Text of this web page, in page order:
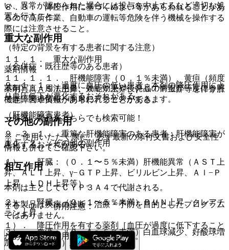
８．３． 降圧作用に基づくめまい等があらわれることがあ
るので高所作業、自動車の運転等危険を伴う機械を操作する
際には注意させること。
（特定の背景を有する患者に関する注意）
（合併症・既往歴等のある患者）
９．１．１． 過度に血圧の低い患者：本剤の降圧作用によ
り血圧低下が悪化するおそれがある。
（肝機能障害患者）
９．３．１． 重篤な肝機能障害のある患者：肝機能障害が
悪化するおそれがある。
相互作用
本剤は主としてＣＹＰ３Ａ４で代謝される。
１０．２． 併用注意：
１）． 降圧作用を有する薬剤［血圧が過度に低下すること
がある（降圧作用が増強される）］。
い、異常が認められた場合には投与を中止するなど適切な処
置を行うこと。
重大な副作用
１１．１． 重大な副作用
１１．１．１． 肝機能障害（０．１％未満）、黄疸（頻度
不明）：ＡＳＴ上昇、ＡＬＴ上昇、γ−ＧＴＰ上昇等を伴う肝
機能障害や黄疸があらわれることがある。
その他の副作用
１１．２． その他の副作用
１）． 肝臓：（０．１〜５％未満）肝機能異常（ＡＳＴ上
昇、ＡＬＴ上昇、γ−ＧＴＰ上昇、ビリルビン上昇、Ａｌ−Ｐ
上昇、ＬＤＨ上昇等）。
２）． 腎臓：（０．１〜５％未満）ＢＵＮ上昇、クレアチ
ニン上昇。
３）． 血液：（０．１〜５％未満）白血球減少、好酸球増
加、（頻度不明）血小板減少。
薬剤情報
薬剤写真、用法用量、効能効果や後発品の情報が一度に参照
でき、関連情報へ簡単にアクセスができます。
一般名、製品名どちらでも検索可能！
※ ご使用いただく際に、必ず最新の添付文書および安全性
情報も併せてご確認下さい。
※本製品は疾病の診断・治療・予防を目的としたプログラム
ではありません。